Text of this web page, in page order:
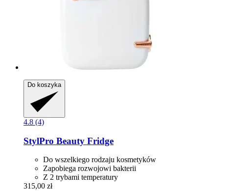
Do koszyka
4.8 (4)
StylPro Beauty Fridge
Do wszelkiego rodzaju kosmetyków
Zapobiega rozwojowi bakterii
Z 2 trybami temperatury
315,00 zł